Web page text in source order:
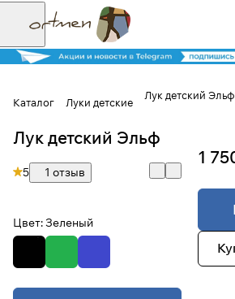
Каталог Луки детские
Лук детский Эльф
Лук детский Эльф
5 1 отзыв
Цвет:Зеленый
1
Для клиентов всех банков
Разбейте
Сегодня